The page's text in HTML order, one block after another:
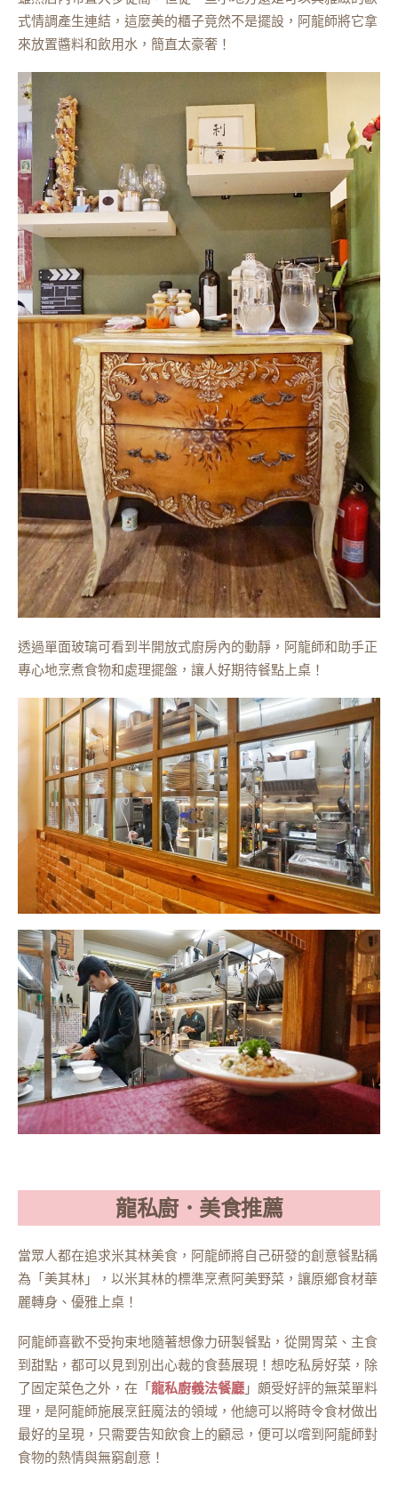
式情調產生連結，這麼美的櫃子竟然不是擺設，阿龍師將它拿
來放置醬料和飲用水，簡直太豪奢！
透過單面玻璃可看到半開放式廚房內的動靜，阿龍師和助手正
專心地烹煮食物和處理擺盤，讓人好期待餐點上桌！
龍私廚．美食推薦
當眾人都在追求米其林美食，阿龍師將自己研發的創意餐點稱
為「美其林」，以米其林的標準烹煮阿美野菜，讓原鄉食材華
麗轉身、優雅上桌！
阿龍師喜歡不受拘束地隨著想像力研製餐點，從開胃菜、主食
到甜點，都可以見到別出心裁的食藝展現！想吃私房好菜，除
了固定菜色之外，在「龍私廚義法餐廳 」頗受好評的無菜單料
理，是阿龍師施展烹飪魔法的領域，他總可以將時令食材做出
最好的呈現，只需要告知飲食上的顧忌，便可以嚐到阿龍師對
食物的熱情與無窮創意！